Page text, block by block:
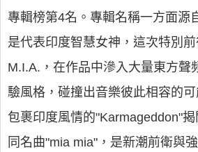
專輯榜第4名。專輯名稱一方面源
是代表印度智慧女神，這次特別
M.I.A.，在作品中滲入大量東方聲
驗風格，碰撞出音樂彼此相容的
包裹印度風情的"Karmageddon"
同名曲"mia mia"，是新潮前衛與